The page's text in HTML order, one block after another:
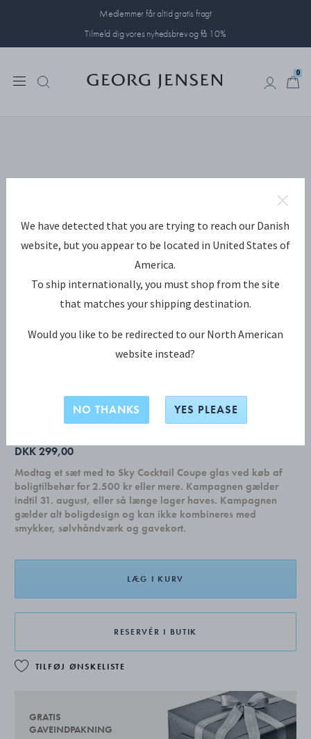
Medlemmer får altid gratis fragt
Tilmeld dig vores nyhedsbrev og få 10%
0
DKK 299,00
Modtag et sæt med to Sky Cocktail Coupe glas ved køb af
boligtilbehør for 2.500 kr eller mere. Kampagnen gælder
indtil 31. august, eller så længe lager haves. Kampagnen
gælder alt boligdesign og kan ikke kombineres med
smykker, sølvhåndværk og gavekort.
LÆG I KURV
RESERVÉR I BUTIK
TILFØJ ØNSKELISTE
GRATIS
GAVEINDPAKNING
We have detected that you are trying to reach our Danish
website, but you appear to be located in United States of
America.
To ship internationally, you must shop from the site
that matches your shipping destination.
Would you like to be redirected to our North American
website instead?
NO THANKS YES PLEASE